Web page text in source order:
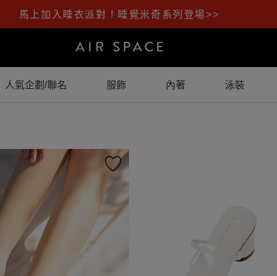
馬上加入睡衣派對！睡覺米奇系列登場>>
人氣企劃/聯名 服飾 內著 泳裝